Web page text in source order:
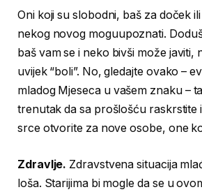
Oni koji su slobodni, baš za doček
nekog novog moguupoznati.
baš vam se i neko bivši može javiti,
uvijek “boli”. No, gledajte ovako –
mladog Mjeseca u vašem znaku –
trenutak da sa prošlošću raskrstite
srce otvorite za nove osobe, one
Zdravlje. Zdravstvena situacija
loša. Starijima bi mogle da se u